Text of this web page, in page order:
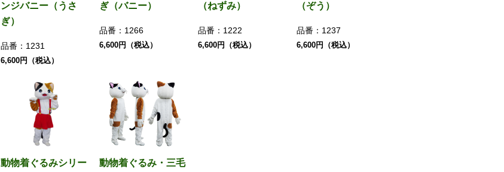
ンジバニー（うさ
ぎ）
品番： 1231
6,600円（税込）
ぎ（バニー）
品番： 1266
6,600円（税込）
（ねずみ）
品番： 1222
6,600円（税込）
（ぞう）
品番： 1237
6,600円（税込）
動物着ぐるみシリー 動物着ぐるみ・三毛